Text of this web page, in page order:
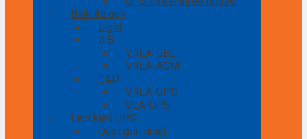
Bình ắc quy
Light
B.B
VRLA-GEL
VRLA-AGM
C&D
VRLA-UPS
VLA-UPS
Linh kiện UPS
Quạt giải nhiệt